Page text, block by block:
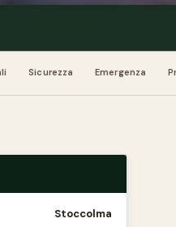
Sicurezza Emergenza
Stoccolma